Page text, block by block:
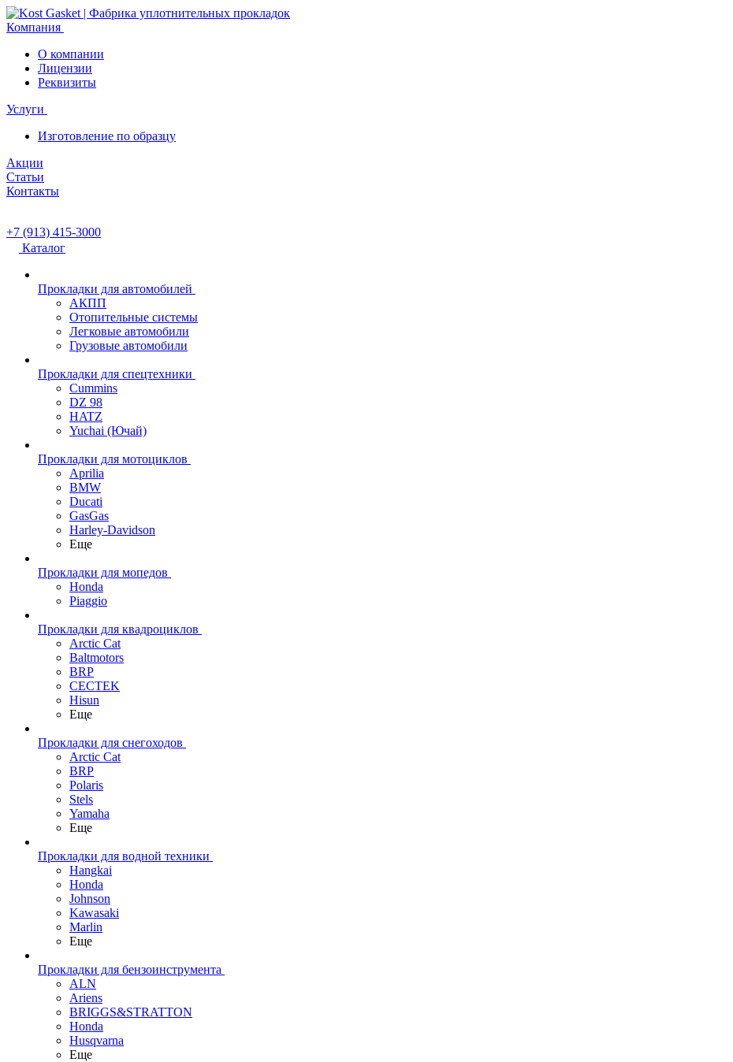
Компания
О компании
Лицензии
Реквизиты
Услуги
Изготовление по образцу
Акции
Статьи
Контакты
+7 (913) 415-3000
Каталог
Прокладки для автомобилей
АКПП
Отопительные системы
Легковые автомобили
Грузовые автомобили
Прокладки для спецтехники
Cummins
DZ 98
HATZ
Yuchai (Ючай)
Прокладки для мотоциклов
Aprilia
BMW
Ducati
GasGas
Harley-Davidson
Еще
Прокладки для мопедов
Honda
Piaggio
Прокладки для квадроциклов
Arctic Cat
Baltmotors
BRP
CECTEK
Hisun
Еще
Прокладки для снегоходов
Arctic Cat
BRP
Polaris
Stels
Yamaha
Еще
Прокладки для водной техники
Hangkai
Honda
Johnson
Kawasaki
Marlin
Еще
Прокладки для бензоинструмента
ALN
Ariens
BRIGGS&STRATTON
Honda
Husqvarna
Еще